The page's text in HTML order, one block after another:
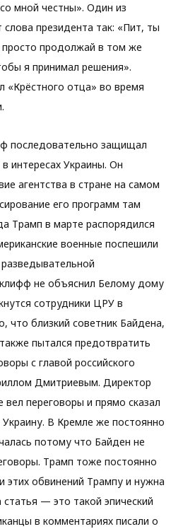
мной честны». Один из
президента так: «Пит, ты
просто продолжай в том же
я принимал решения».
«Крёстного отца» во время
последовательно защищал
интересах Украины. Он
агентства в стране на самом
его программ там
Трамп в марте распорядился
военные поспешили
не объяснил Белому дому
сотрудники ЦРУ в
что близкий советник Байдена,
пытался предотвратить
с главой российского
Дмитриевым. Директор
переговоры и прямо сказал
Украину. В Кремле же постоянно
потому что Байден не
Трамп тоже постоянно
этих обвинений Трампу и нужна
— это такой эпический
в комментариях писали о